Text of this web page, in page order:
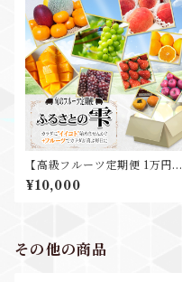
【高級フルーツ定期便 1万円セ
ット】フルーツプロデューサ
ーにお任せ ～旬の高級フル
¥10,000
その他の商品